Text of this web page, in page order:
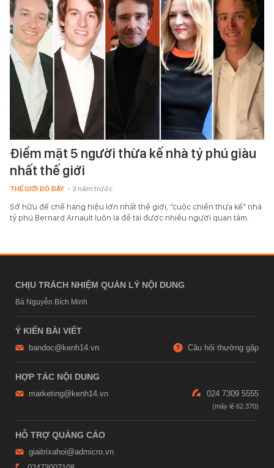
Điểm mặt 5 người thừa kế nhà tỷ phú giàu
nhất thế giới
THẾ GIỚI ĐÓ ĐÂY - 3 năm trước
Sở hữu đế chế hàng hiệu lớn nhất thế giới, “cuộc chiến thừa kế” nhà
tỷ phú Bernard Arnault luôn là đề tài được nhiều người quan tâm.
CHỊU TRÁCH NHIỆM QUẢN LÝ NỘI DUNG
Bà Nguyễn Bích Minh
Ý KIẾN BÀI VIẾT
bandoc@kenh14.vn Câu hỏi thường gặp
HỢP TÁC NỘI DUNG
marketing@kenh14.vn 024 7309 5555
HỖ TRỢ QUẢNG CÁO
giaitrixahoi@admicro.vn